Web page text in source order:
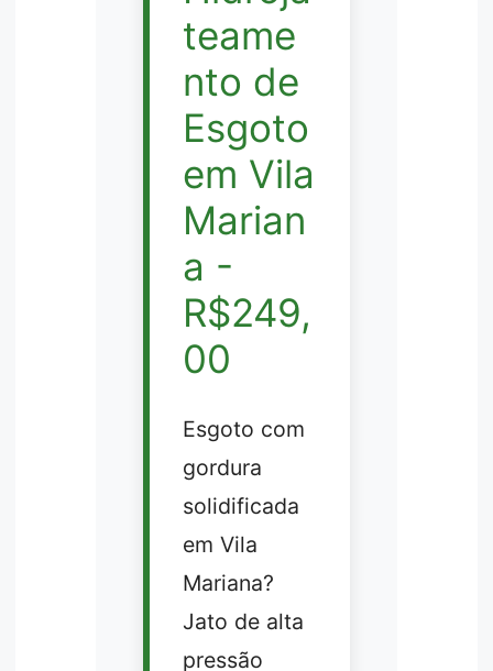
teame
nto de
Esgoto
em Vila
Marian
a -
R$249,
00
Esgoto com
gordura
solidificada
em Vila
Mariana?
Jato de alta
pressão